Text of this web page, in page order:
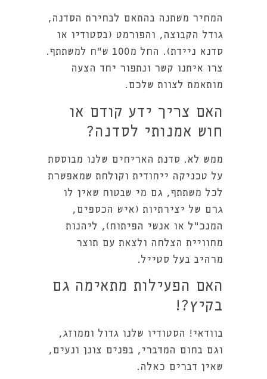
המחיר משתנה בהתאם לבחירת הסדנה,
גודל הקבוצה, והפורמט (בסטודיו או
סדנא ניידת). החל מ100 ש"ח למשתתף.
צרו איתנו קשר ונתפור יחד הצעה
מותאמת לצוות שלכם.
האם צריך ידע קודם או
חוש אמנותי לסדנה?
ממש לא. סדנת האריחים שלנו מבוססת
על טכניקה ייחודית וקולחת שמאפשרת
לכל משתתף, גם מי שבטוח שאין לו
גרם של יצירתיות (איש הכספים,
המנכ"ל או אנשי הפיתוח), ליהנות
מחוויית הצלחה ולצאת עם תוצר
מרהיב בעל סטייל.
האם הפעילות מתאימה גם
בקיץ?!
בוודאי! הסטודיו שלנו גדול וממוזג,
וגם בחום המדברי, בפנים צונן ונעים,
שאין דברים כאלה.